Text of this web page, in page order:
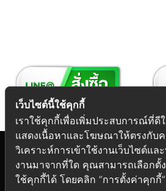
Copyright 2026 © Futuretech
ศูนย์รวมอุปกรณ์เฟอร์นิเจ
เว็บไซต์นี้ใช้คุกกี้
เราใช้คุกกี้เพื่อเพิ่มประสบการณ์ที่ดี
แสดงเนื้อหาและโฆษณาให้ตรงกับ
วิเคราะห์การเข้าใช้งานเว็บไซต์แล
งานมาจากที่ใด คุณสามารถเลือกตั้
ใช้คุกกี้ได้ โดยคลิก “การตั้งค่าคุกกี้”